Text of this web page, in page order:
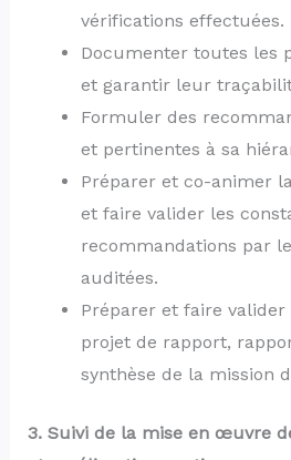
vérifications effectuées.
Documenter toutes les
et garantir leur
Formuler des
et pertinentes à sa
Préparer et co-animer
et faire valider les
recommandations par
auditées.
Préparer et faire valider
projet de rapport,
synthèse de la mission
3. Suivi de la mise en œuvre